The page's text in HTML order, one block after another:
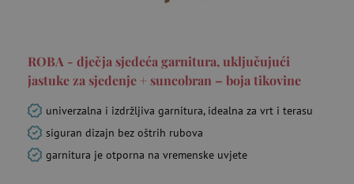
ROBA - dječja sjedeća garnitura, uključujući
jastuke za sjedenje + suncobran – boja tikovine
univerzalna i izdržljiva garnitura, idealna za vrt i terasu
siguran dizajn bez oštrih rubova
garnitura je otporna na vremenske uvjete